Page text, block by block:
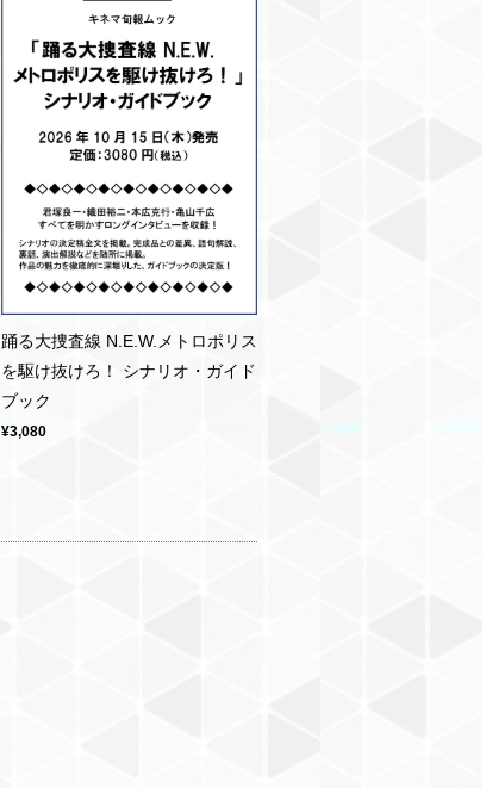
踊る大捜査線 N.E.W.メトロポリス
を駆け抜けろ！ シナリオ・ガイド
ブック
¥3,080